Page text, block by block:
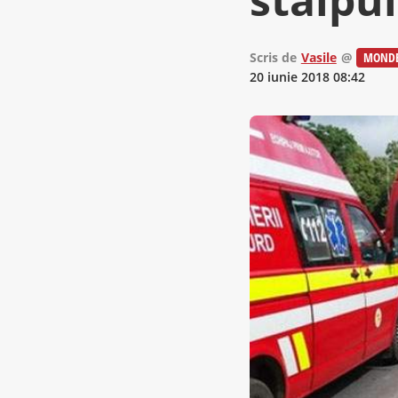
Scris de Vasile @
20 iunie 2018 08:42